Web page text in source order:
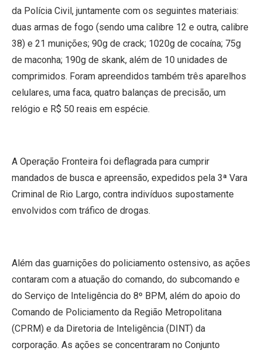
da Polícia Civil, juntamente com os seguintes materiais:
duas armas de fogo (sendo uma calibre 12 e outra, calibre
38) e 21 munições; 90g de crack; 1020g de cocaína; 75g
de maconha; 190g de skank, além de 10 unidades de
comprimidos. Foram apreendidos também três aparelhos
celulares, uma faca, quatro balanças de precisão, um
relógio e R$ 50 reais em espécie.
A Operação Fronteira foi deflagrada para cumprir
mandados de busca e apreensão, expedidos pela 3ª Vara
Criminal de Rio Largo, contra indivíduos supostamente
envolvidos com tráfico de drogas.
Além das guarnições do policiamento ostensivo, as ações
contaram com a atuação do comando, do subcomando e
do Serviço de Inteligência do 8º BPM, além do apoio do
Comando de Policiamento da Região Metropolitana
(CPRM) e da Diretoria de Inteligência (DINT) da
corporação. As ações se concentraram no Conjunto